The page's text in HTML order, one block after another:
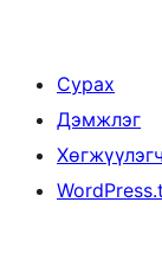
Сурах
Дэмжлэг